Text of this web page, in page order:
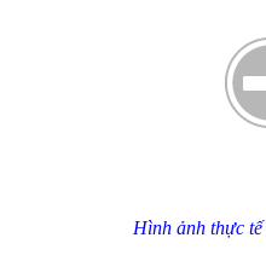
Hình ảnh thực tế